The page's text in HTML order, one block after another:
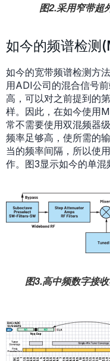
图2.采用窄带超
如今的频谱检测
如今的宽带频谱检测方
用ADI公司的混合信号
高，可以对之前提到的
样。因此，在如今使用
常不需要使用双混频器
频率足够高，使所需的
当的频率间隔，所以使
作。图3显示如今的单混
图3.高中频数字接